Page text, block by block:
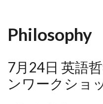
Philosophy
7月24日 英語
ンワークショ